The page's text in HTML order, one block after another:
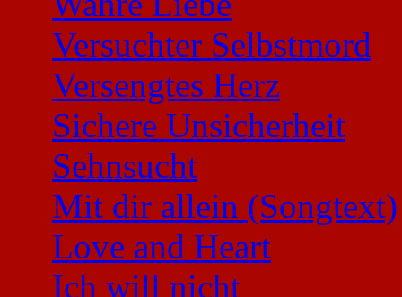
Versuchter Selbstmord
Versengtes Herz
Sichere Unsicherheit
Sehnsucht
Mit dir allein (Songtext)
Love and Heart
Ich will nicht